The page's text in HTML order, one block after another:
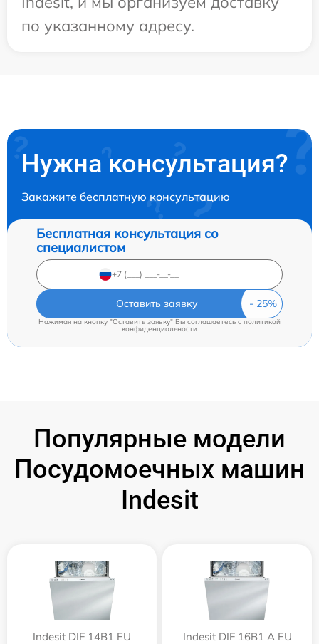
по указанному адресу.
Нужна консультация?
Закажите бесплатную консультацию
Бесплатная консультация со
специалистом
Оставить заявку
Нажимая на кнопку "Оставить заявку" Вы соглашаетесь cполитикой
конфиденциальности
Популярные модели
Посудомоечных машин
Indesit
Indesit DIF 14B1 EU Indesit DIF 16B1 A EU